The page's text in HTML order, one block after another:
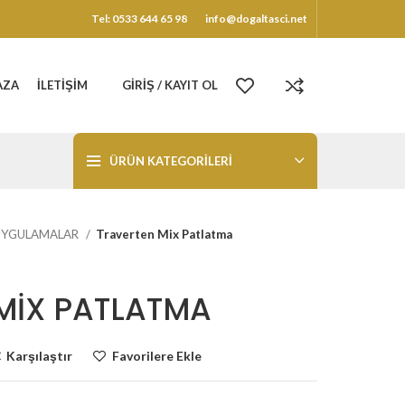
Tel: 0533 644 65 98 info@dogaltasci.net
İLETIŞIM GIRIŞ / KAYIT OL
ÜRÜN KATEGORILERI
Traverten Mix Patlatma
PATLATMA
Karşılaştır Favorilere Ekle